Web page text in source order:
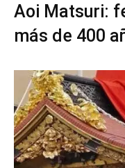
Aoi Matsuri:
más de 400